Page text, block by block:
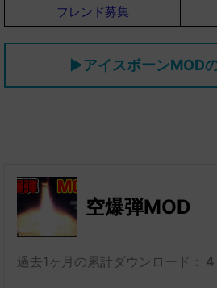
フレンド募集
▶アイスボーンMOD
空爆弾MOD
過去1ヶ月の累計ダウンロード：